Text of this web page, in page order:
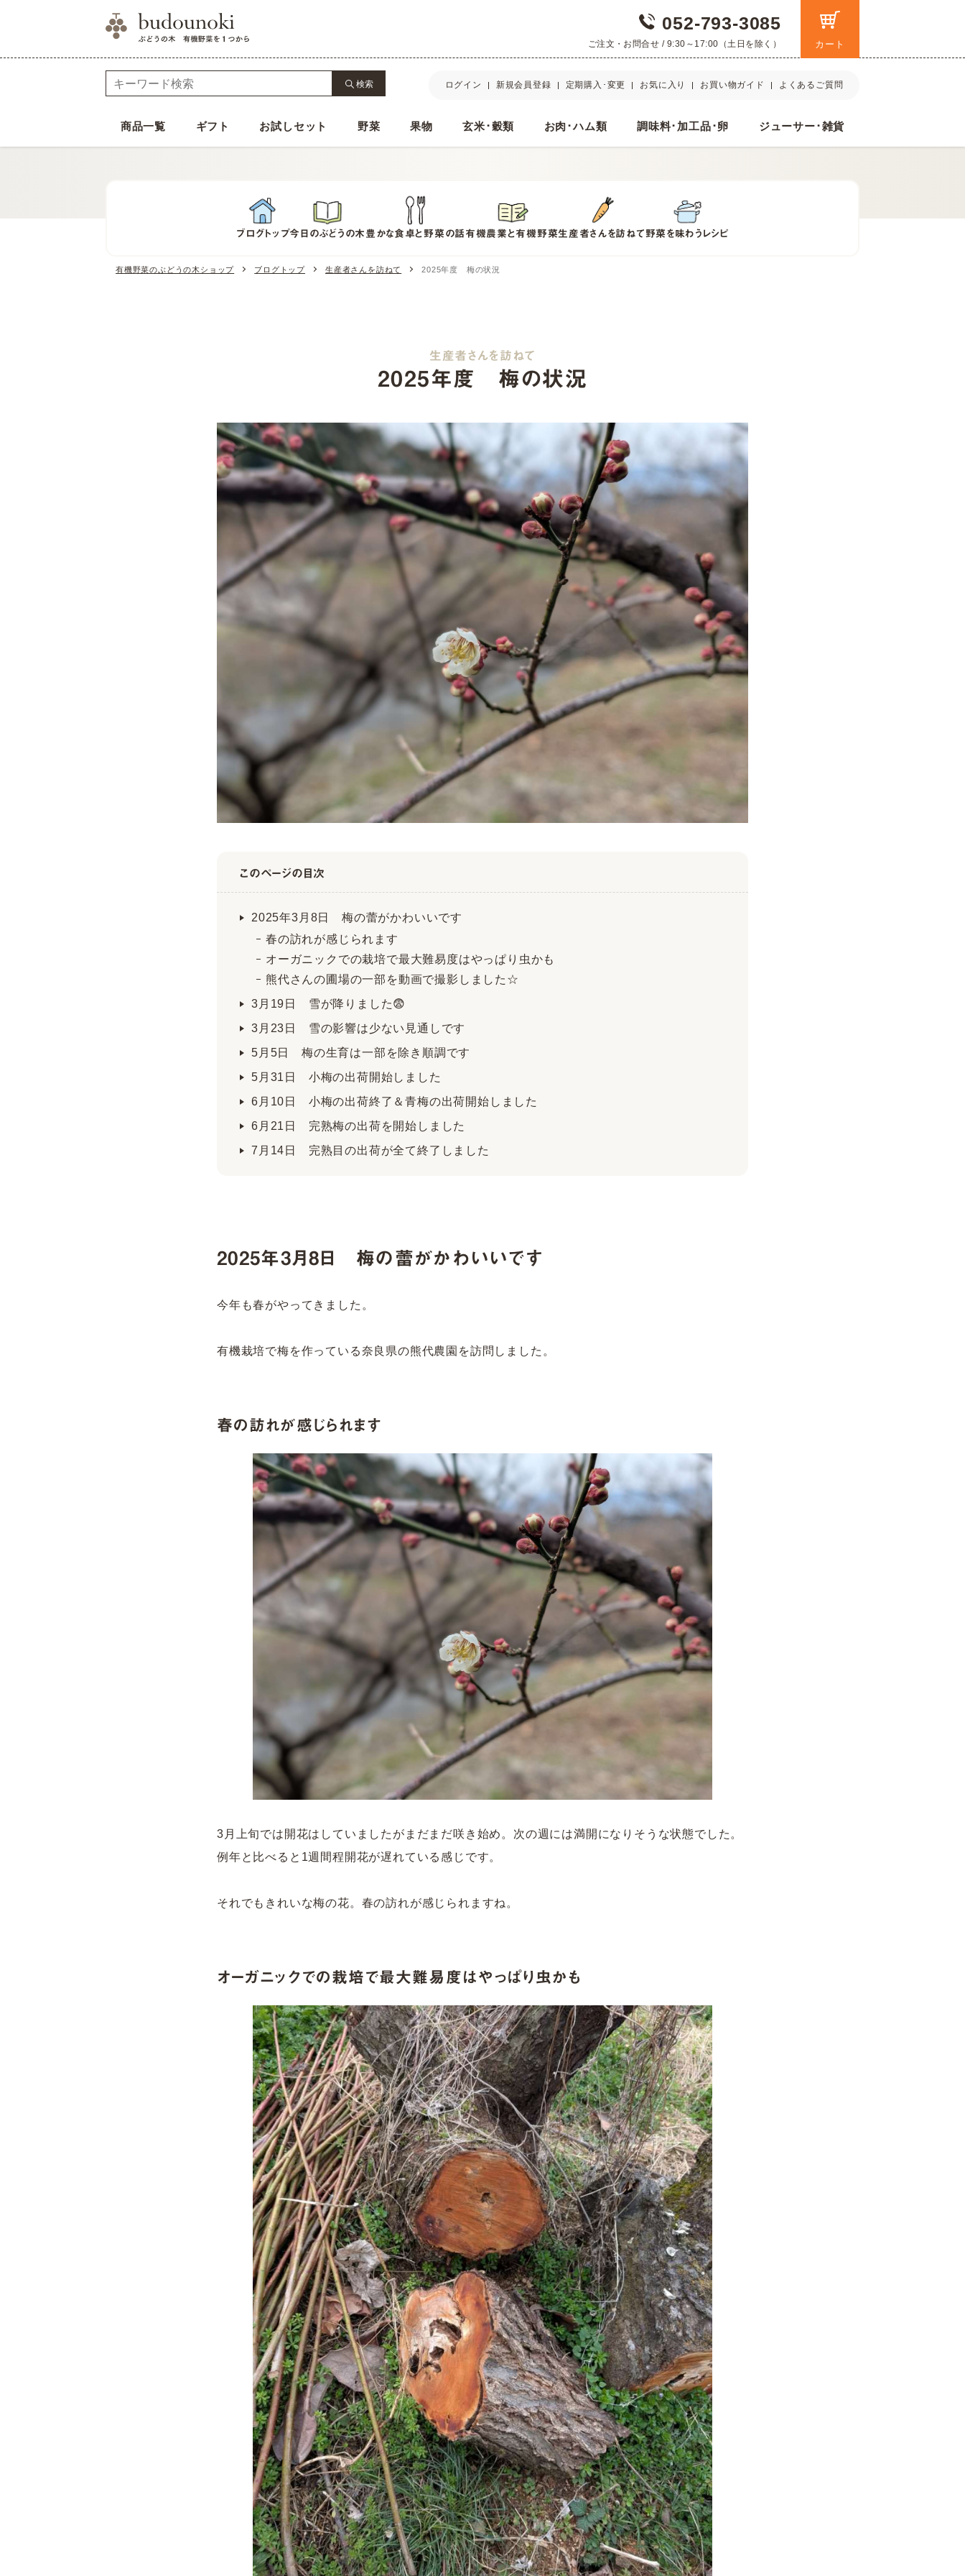
052-793-3085
ご注文・お問合せ / 9:30～17:00（土日を除く）
検索 ログイン 新規会員登録 定期購入･変更 お気に入り お買い物ガイド よくあるご質問
商品一覧 ギフト お試しセット 野菜 果物 玄米･穀類 お肉･ハム類 調味料･加工品･卵 ジューサー･雑貨
ブログトップ今日のぶどうの木 豊かな食卓と野菜の話 有機農業と有機野菜生産者さんを訪ねて 野菜を味わうレシピ
有機野菜のぶどうの木ショップ ブログトップ 生産者さんを訪ねて 2025年度 梅の状況
2025年度 梅の状況
生産者さんを訪ねて
このページの目次
2025年3月8日 梅の蕾がかわいいです
春の訪れが感じられます
オーガニックでの栽培で最大難易度はやっぱり虫かも
熊代さんの圃場の一部を動画で撮影しました☆
3月19日 雪が降りました😨
3月23日 雪の影響は少ない見通しです
5月5日 梅の生育は一部を除き順調です
5月31日 小梅の出荷開始しました
6月10日 小梅の出荷終了＆青梅の出荷開始しました
6月21日 完熟梅の出荷を開始しました
7月14日 完熟目の出荷が全て終了しました
2025年3月8日 梅の蕾がかわいいです
今年も春がやってきました。
有機栽培で梅を作っている奈良県の熊代農園を訪問しました。
春の訪れが感じられます
3月上旬では開花はしていましたがまだまだ咲き始め。次の週には満開になりそうな状態でした。
例年と比べると1週間程開花が遅れている感じです。
それでもきれいな梅の花。春の訪れが感じられますね。
オーガニックでの栽培で最大難易度はやっぱり虫かも
カート